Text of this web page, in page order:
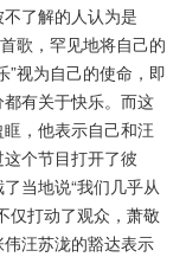
了解的人认为是
歌，罕见地将自己的
”视为自己的使命，即
有关于快乐。而这
，他表示自己和汪
个节目打开了彼
当地说“我们几乎从
仅打动了观众，萧敬
汪苏泷的豁达表示